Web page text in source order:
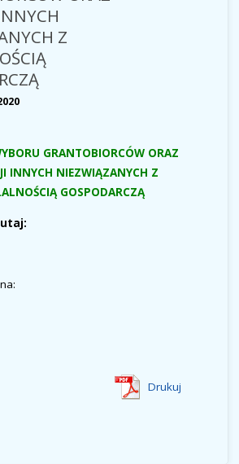
Z
GRANTOBIORCÓW ORAZ
INNYCH NIEZWIĄZANYCH Z
GOSPODARCZĄ
Drukuj